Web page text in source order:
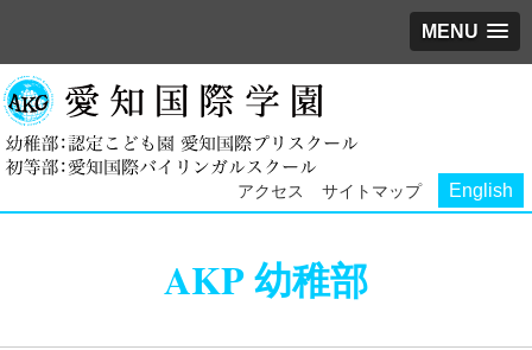
MENU
アクセス サイトマップ English
AKP 幼稚部